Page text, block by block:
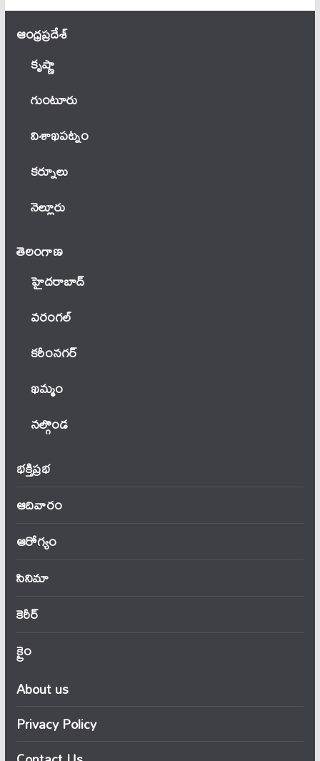
ఆంధ్ర‌ప్ర‌దేశ్
కృష్ణా
గుంటూరు
విశాఖపట్నం
కర్నూలు
నెల్లూరు
తెలంగాణ‌
హైదరాబాద్
వ‌రంగ‌ల్
కరీంనగర్
ఖ‌మ్మం
నల్గొండ
భక్తిప్రభ
ఆదివారం
ఆరోగ్యం
సినిమా
కెరీర్
క్రైం
About us
Privacy Policy